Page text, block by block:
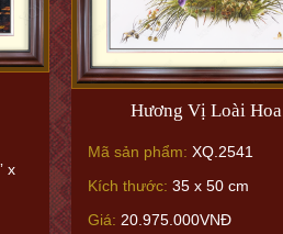
x
Hương Vị Loài Hoa
Mã sản phẩm: XQ.2541
Kích thước: 35 x 50 cm
Giá: 20.975.000VNĐ